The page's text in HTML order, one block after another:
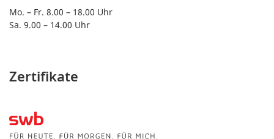
Mo. – Fr. 8.00 – 18.00 Uhr
Sa. 9.00 – 14.00 Uhr
Zertifikate